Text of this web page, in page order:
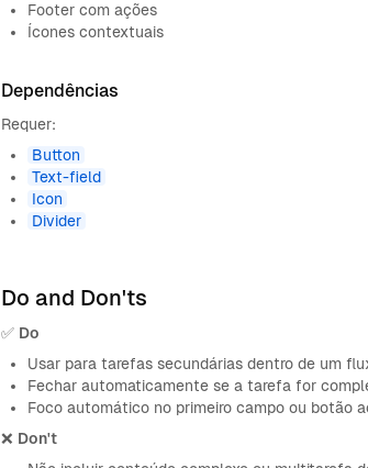
Footer com ações
Ícones contextuais
Dependências
Requer:
Button
Text-field
Icon
Divider
Do and Don'ts
✅ Do
Usar para tarefas secundárias dentro de um
Fechar automaticamente se a tarefa for
Foco automático no primeiro campo ou botão
❌ Don't